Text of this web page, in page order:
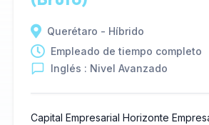
Querétaro - Híbrido
Empleado de tiempo completo
Inglés : Nivel Avanzado
Capital Empresarial Horizonte